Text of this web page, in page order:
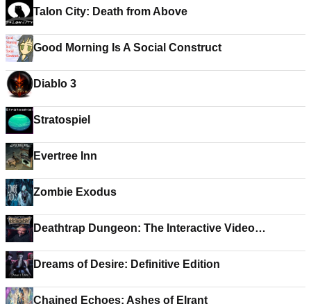
Talon City: Death from Above
Good Morning Is A Social Construct
Diablo 3
Stratospiel
Evertree Inn
Zombie Exodus
Deathtrap Dungeon: The Interactive Video
Dreams of Desire: Definitive Edition
Chained Echoes: Ashes of Elrant